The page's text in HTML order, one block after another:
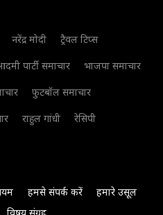
नरेंद्र मोदी
ट्रैवल टिप्स
पार्टी समाचार
भाजपा समाचार
फुटबॉल समाचार
राहुल गांधी
रेसिपी
हमसे संपर्क करें
हमारे उसूल